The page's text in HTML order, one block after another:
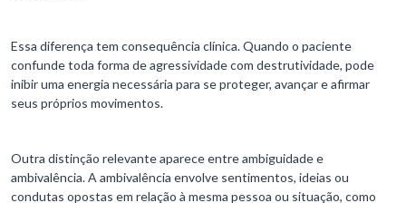
Essa diferença tem consequência clínica. Quando o paciente
confunde toda forma de agressividade com destrutividade, pode
inibir uma energia necessária para se proteger, avançar e afirmar
seus próprios movimentos.
Outra distinção relevante aparece entre ambiguidade e
ambivalência. A ambivalência envolve sentimentos, ideias ou
condutas opostas em relação à mesma pessoa ou situação, como